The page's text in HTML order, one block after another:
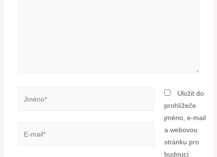
Uložit do
prohlížeče
jméno, e-mail
a webovou
stránku pro
budoucí